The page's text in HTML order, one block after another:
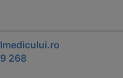
268